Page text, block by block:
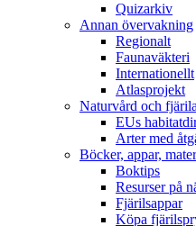
Quizarkiv
Annan övervakning
Regionalt
Faunaväkteri
Internationellt
Atlasprojekt
Naturvård och
EUs
Arter med
Böcker, appar,
Boktips
Resurser på
Fjärilsappar
Köpa